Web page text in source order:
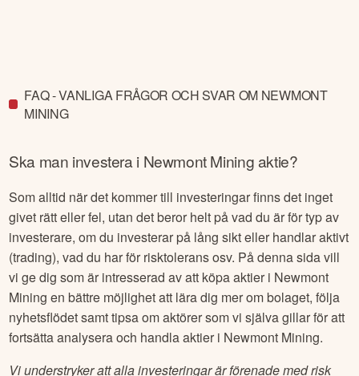
FAQ - VANLIGA FRÅGOR OCH SVAR OM NEWMONT
MINING
Ska man investera i Newmont Miningaktie?
Som alltid när det kommer till investeringar finns det inget
givet rätt eller fel, utan det beror helt på vad du är för typ av
investerare, om du investerar på lång sikt eller handlar aktivt
(trading), vad du har för risktolerans osv. På denna sida vill
vi ge dig som är intresserad av att köpa aktier i Newmont
Mining en bättre möjlighet att lära dig mer om bolaget, följa
nyhetsflödet samt tipsa om aktörer som vi själva gillar för att
fortsätta analysera och handla aktier i Newmont Mining.
Vi understryker att alla investeringar är förenade med risk